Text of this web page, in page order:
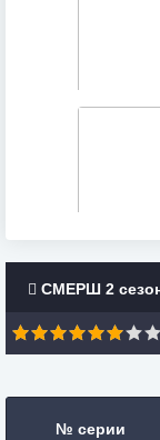
СМЕРШ 2
№ серии